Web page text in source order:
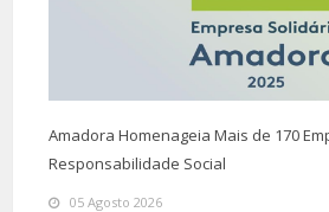
Amadora Homenageia Mais de 170
Responsabilidade Social
05 Agosto 2026